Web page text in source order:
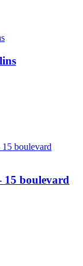
boulevard